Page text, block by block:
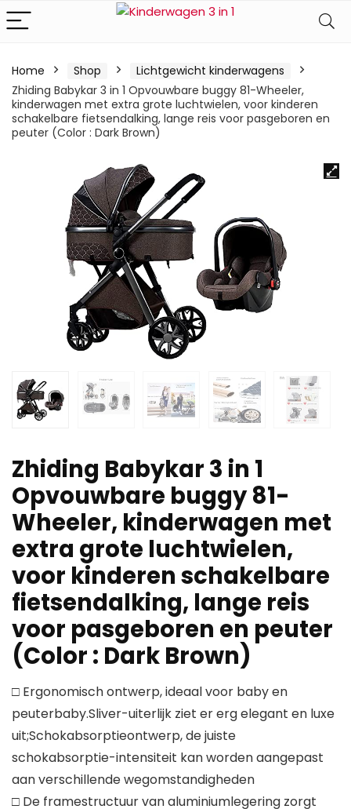
Home Shop
Lichtgewicht kinderwagens
Zhiding Babykar 3 in 1 Opvouwbare buggy 81-Wheeler,
kinderwagen met extra grote luchtwielen, voor kinderen
schakelbare fietsendalking, lange reis voor pasgeboren en
peuter (Color : Dark Brown)
Zhiding Babykar 3 in 1
Opvouwbare buggy 81-
Wheeler, kinderwagen met
extra grote luchtwielen,
voor kinderen schakelbare
fietsendalking, lange reis
voor pasgeboren en peuter
(Color : Dark Brown)
□ Ergonomisch ontwerp, ideaal voor baby en
peuterbaby.Sliver-uiterlijk ziet er erg elegant en luxe
uit;Schokabsorptieontwerp, de juiste
schokabsorptie-intensiteit kan worden aangepast
aan verschillende wegomstandigheden
□ De framestructuur van aluminiumlegering zorgt